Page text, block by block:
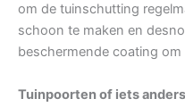
om de tuinschutting
schoon te maken en
beschermende coating
Tuinpoorten of iets